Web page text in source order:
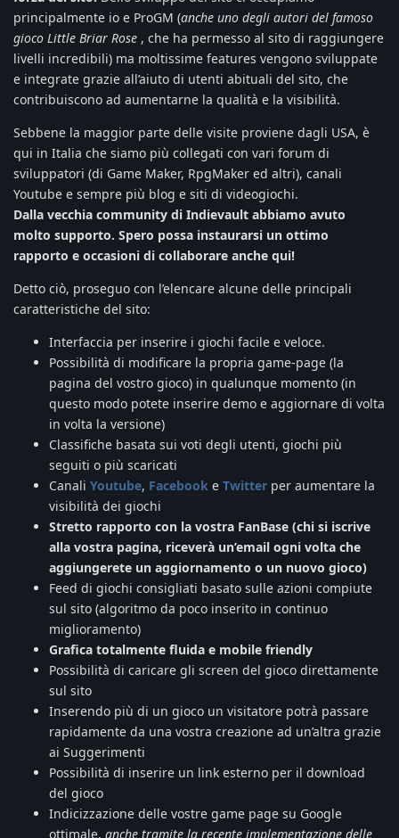
principalmente io e ProGM (anche uno degli autori del famoso
gioco Little Briar Rose , che ha permesso al sito di raggiungere
livelli incredibili) ma moltissime features vengono sviluppate
e integrate grazie all’aiuto di utenti abituali del sito, che
contribuiscono ad aumentarne la qualità e la visibilità.
Sebbene la maggior parte delle visite proviene dagli USA, è
qui in Italia che siamo più collegati con vari forum di
sviluppatori (di Game Maker, RpgMaker ed altri), canali
Youtube e sempre più blog e siti di videogiochi.
Dalla vecchia community di Indievault abbiamo avuto
molto supporto. Spero possa instaurarsi un ottimo
rapporto e occasioni di collaborare anche qui!
Detto ciò, proseguo con l’elencare alcune delle principali
caratteristiche del sito:
Interfaccia per inserire i giochi facile e veloce.
Possibilità di modificare la propria game-page (la
pagina del vostro gioco) in qualunque momento (in
questo modo potete inserire demo e aggiornare di volta
in volta la versione)
Classifiche basata sui voti degli utenti, giochi più
seguiti o più scaricati
Canali Youtube, Facebook e Twitter per aumentare la
visibilità dei giochi
Stretto rapporto con la vostra FanBase (chi si iscrive
alla vostra pagina, riceverà un’email ogni volta che
aggiungerete un aggiornamento o un nuovo gioco)
Feed di giochi consigliati basato sulle azioni compiute
sul sito (algoritmo da poco inserito in continuo
miglioramento)
Grafica totalmente fluida e mobile friendly
Possibilità di caricare gli screen del gioco direttamente
sul sito
Inserendo più di un gioco un visitatore potrà passare
rapidamente da una vostra creazione ad un’altra grazie
ai Suggerimenti
Possibilità di inserire un link esterno per il download
del gioco
Indicizzazione delle vostre game page su Google
ottimale, anche tramite la recente implementazione delle